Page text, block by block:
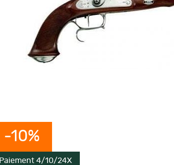
-10%
Paiement 4/10/24X